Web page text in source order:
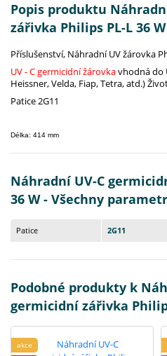
Popis produktu
zářivka Philips PL-L 36 W
Příslušenství, Náhradní UV žárovka
UV - C germicidní žárovkavhodná do
Heissner, Velda, Fiap, Tetra, atd.)
Patice 2G11
Délka: 414 mm
Náhradní UV-C
36 W - Všechny
Patice 2G11
Podobné produkty k
germicidní zářivka
akce